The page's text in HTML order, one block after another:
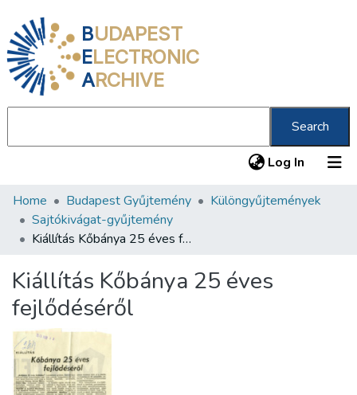
BUDAPEST
ELECTRONIC
ARCHIVE
Search
Log In (current)
Communities & Collections
All of DSpace
About us
Home Budapest Gyűjtemény
Különgyűjtemények
Sajtókivágat-gyűjtemény
Kiállítás Kőbánya 25 éves fejlődéséről
Kiállítás Kőbánya 25 éves
fejlődéséről